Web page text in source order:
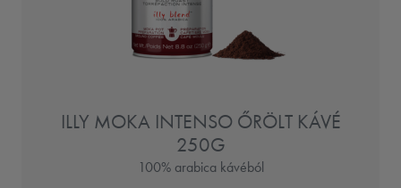
ILLY MOKA INTENSO ŐRÖLT KÁVÉ
250G
100% arabica kávéból